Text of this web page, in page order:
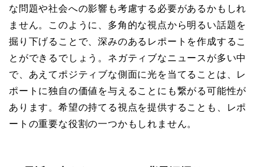
な問題や社会への影響も考慮する必要があるかもしれ
ません。このように、多角的な視点から明るい話題を
掘り下げることで、深みのあるレポートを作成するこ
とができるでしょう。ネガティブなニュースが多い中
で、あえてポジティブな側面に光を当てることは、レ
ポートに独自の価値を与えることにも繋がる可能性が
あります。希望の持てる視点を提供することも、レポ
ートの重要な役割の一つかもしれません。